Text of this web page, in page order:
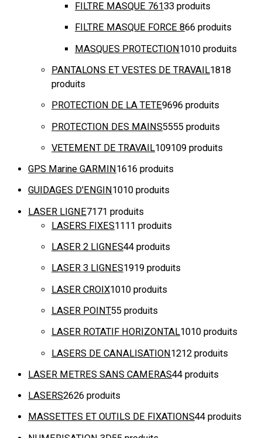
FILTRE MASQUE 76133 produits
FILTRE MASQUE FORCE 866 produits
MASQUES PROTECTION1010 produits
PANTALONS ET VESTES DE TRAVAIL1818
produits
PROTECTION DE LA TETE9696 produits
PROTECTION DES MAINS5555 produits
VETEMENT DE TRAVAIL109109 produits
GPS Marine GARMIN 1616 produits
GUIDAGES D'ENGIN 1010 produits
LASER LIGNE7171 produits
LASERS FIXES1111 produits
LASER 2 LIGNES44 produits
LASER 3 LIGNES1919 produits
LASER CROIX1010 produits
LASER POINT55 produits
LASER ROTATIF HORIZONTAL1010 produits
LASERS DE CANALISATION1212 produits
LASER METRES SANS CAMERAS44 produits
LASERS2626 produits
MASSETTES ET OUTILS DE FIXATIONS44 produits